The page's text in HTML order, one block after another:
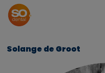
Solange de Groot